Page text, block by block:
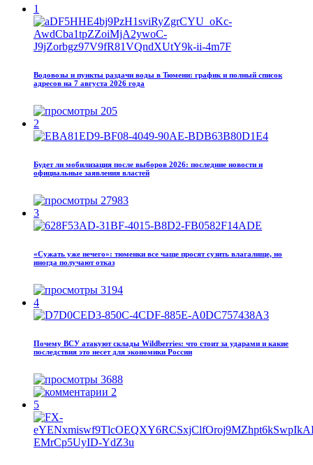
1
Водовозы и пункты раздачи воды в Тюмени: график и полный список
адресов на 7 августа 2026 года
205
2
Будет ли мобилизация после выборов 2026: последние новости и
официальные заявления властей
27983
3
«Сужать уже нечего»: тюменки все чаще просят сузить влагалище, но
иногда получают отказ
3194
4
Почему ВСУ атакуют склады Wildberries: что стоит за ударами и какие
последствия это несет для экономики России
3688
2
5